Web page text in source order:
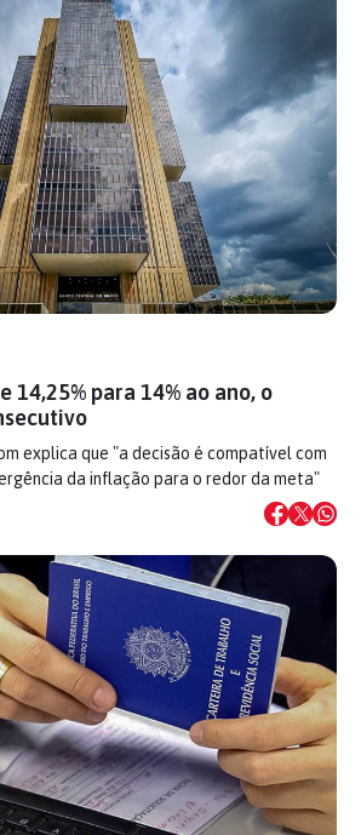
14,25% para 14% ao ano, o
explica que "a decisão é compatível com
da inflação para o redor da meta"